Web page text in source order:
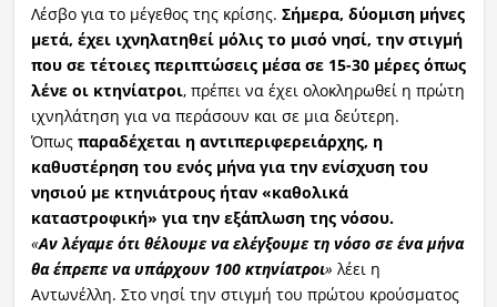
Λέσβο για το μέγεθος της κρίσης. Σήμερα, δύομιση μήνες
μετά, έχει ιχνηλατηθεί μόλις το μισό νησί, την στιγμή
που σε τέτοιες περιπτώσεις μέσα σε 15-30 μέρες όπως
λένε οι κτηνίατροι, πρέπει να έχει ολοκληρωθεί η πρώτη
ιχνηλάτηση για να περάσουν και σε μια δεύτερη.
Όπως παραδέχεται η αντιπεριφερειάρχης, η
καθυστέρηση του ενός μήνα για την ενίσχυση του
νησιού με κτηνιάτρους ήταν «καθολικά
καταστροφική» για την εξάπλωση της νόσου.
«Αν λέγαμε ότι θέλουμε να ελέγξουμε τη νόσο σε ένα μήνα
θα έπρεπε να υπάρχουν 100 κτηνίατροι» λέει η
Αντωνέλλη. Στο νησί την στιγμή του πρώτου κρούσματος